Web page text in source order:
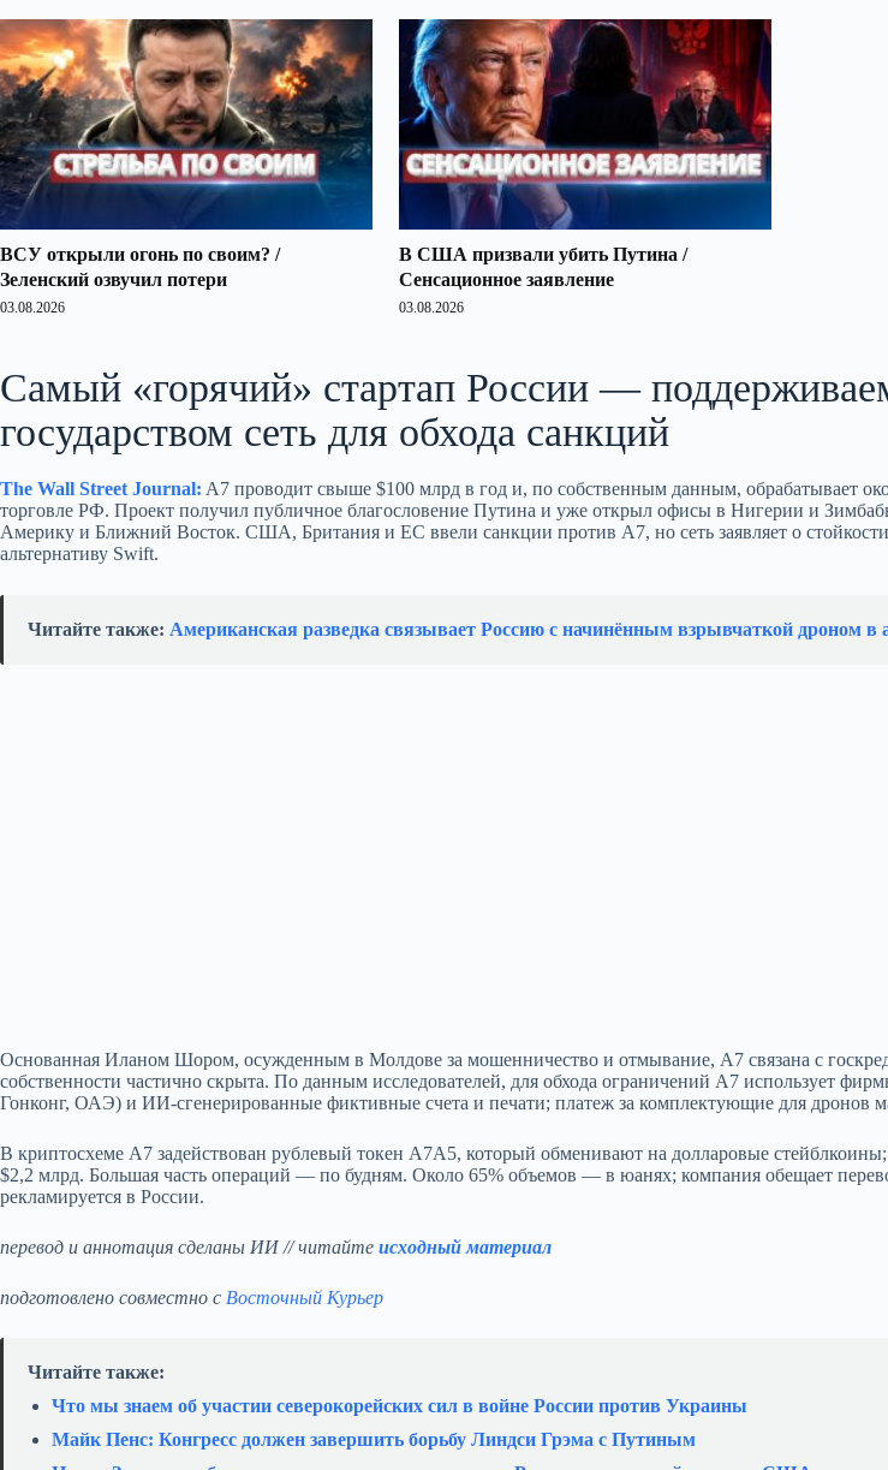
ВСУ открыли огонь по своим? /
Зеленский озвучил потери
03.08.2026
В США призвали убить Путина /
Сенсационное заявление
03.08.2026
Самый «горячий» стартап России —
государством сеть для обхода санкций
The Wall Street Journal: A7 проводит свыше $100 млрд в год и, по собственным данным, обрабатывает
торговле РФ. Проект получил публичное благословение Путина и уже открыл офисы в Нигерии и
Америку и Ближний Восток. США, Британия и ЕС ввели санкции против A7, но сеть заявляет о
альтернативу Swift.
Читайте также: Американская разведка связывает Россию с начинённым взрывчаткой дроном в
Основанная Иланом Шором, осужденным в Молдове за мошенничество и отмывание, A7 связана с
собственности частично скрыта. По данным исследователей, для обхода ограничений A7 использует
Гонконг, ОАЭ) и ИИ‑сгенерированные фиктивные счета и печати; платеж за комплектующие для дронов
В криптосхеме A7 задействован рублевый токен A7A5, который обменивают на долларовые
$2,2 млрд. Большая часть операций — по будням. Около 65% объемов — в юанях; компания обещает
рекламируется в России.
перевод и аннотация сделаны ИИ // читайте исходный материал
подготовлено совместно с Восточный Курьер
Читайте также:
Что мы знаем об участии северокорейских сил в войне России против Украины
Майк Пенс: Конгресс должен завершить борьбу Линдси Грэма с Путиным